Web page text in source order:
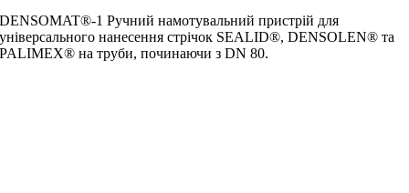
DENSOMAT®-1 Ручний намотувальний пристрій для
універсального нанесення стрічок SEALID®, DENSOLEN® та
PALIMEX® на труби, починаючи з DN 80.